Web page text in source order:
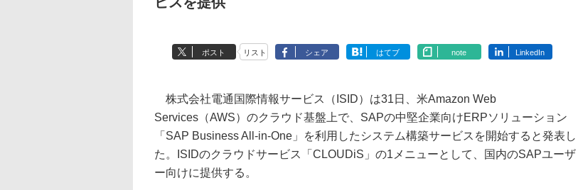
ポスト リスト シェア はてブ note LinkedIn
株式会社電通国際情報サービス（ISID）は31日、米Amazon Web
Services（AWS）のクラウド基盤上で、SAPの中堅企業向けERPソリューション
「SAP Business All-in-One」を利用したシステム構築サービスを開始すると発表し
た。ISIDのクラウドサービス「CLOUDiS」の1メニューとして、国内のSAPユーザ
ー向けに提供する。